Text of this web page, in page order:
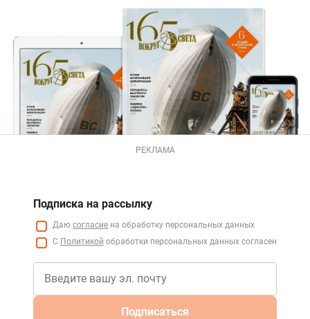
РЕКЛАМА
Подписка на рассылку
Даю согласие на обработку персональных данных
С Политикой обработки персональных данных согласен
Подписаться